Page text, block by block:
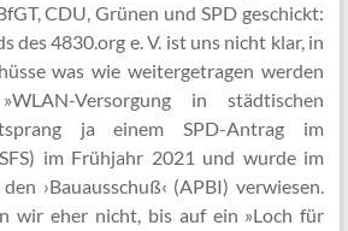
CDU, Grünen und SPD geschickt:
des 4830.org e. V. ist uns nicht klar, in
was wie weitergetragen werden
Versorgung in städtischen
ja einem SPD-Antrag im
im Frühjahr 2021 und wurde im
›Bauausschuß‹ (APBI) verwiesen.
wir eher nicht, bis auf ein »Loch für